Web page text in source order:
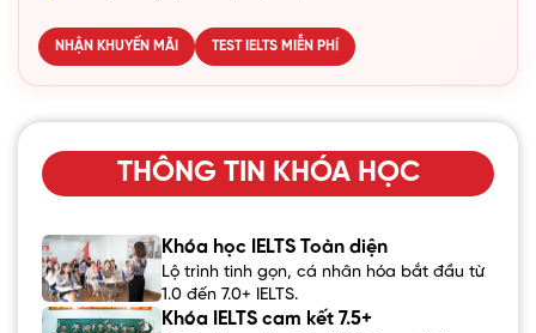
NHẬN KHUYẾN MÃI TEST IELTS MIỄN PHÍ
THÔNG TIN KHÓA HỌC
Khóa học IELTS Toàn diện
Lộ trình tinh gọn, cá nhân hóa bắt đầu từ
1.0 đến 7.0+ IELTS.
Khóa IELTS cam kết 7.5+